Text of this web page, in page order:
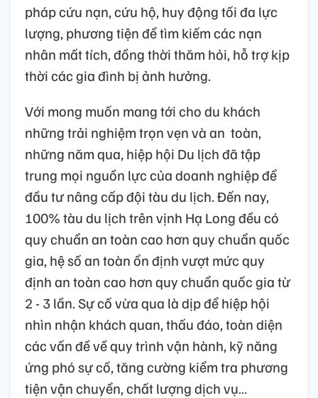
pháp cứu nạn, cứu hộ, huy động tối đa lực
lượng, phương tiện để tìm kiếm các nạn
nhân mất tích, đồng thời thăm hỏi, hỗ trợ kịp
thời các gia đình bị ảnh hưởng.
Với mong muốn mang tới cho du khách
những trải nghiệm trọn vẹn và an toàn,
những năm qua, hiệp hội Du lịch đã tập
trung mọi nguồn lực của doanh nghiệp để
đầu tư nâng cấp đội tàu du lịch. Đến nay,
100% tàu du lịch trên vịnh Hạ Long đều có
quy chuẩn an toàn cao hơn quy chuẩn quốc
gia, hệ số an toàn ổn định vượt mức quy
định an toàn cao hơn quy chuẩn quốc gia từ
2 - 3 lần. Sự cố vừa qua là dịp để hiệp hội
nhìn nhận khách quan, thấu đáo, toàn diện
các vấn đề về quy trình vận hành, kỹ năng
ứng phó sự cố, tăng cường kiểm tra phương
tiện vận chuyển, chất lượng dịch vụ…